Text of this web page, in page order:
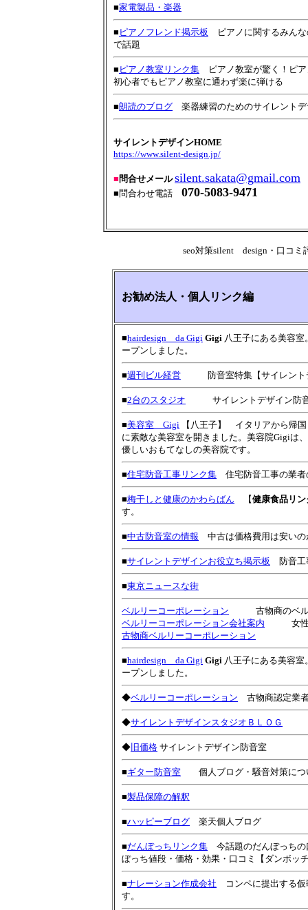
■家電製品・楽器
■ ピアノフレンド掲示板 ピアノに関するみんな
で話題
■ ピアノ教室リンク集 ピアノ教室が驚く！ピ
初心者でもピアノ教室に通わず楽に弾ける
■朗読のブログ 楽器練習のためのサイレント
サイレントデザインHOME
https://www.silent-design.jp/
■ 問合せメール silent.sakata@gmail.com
■問合わせ電話 070-5083-9471
seo対策silent design・口コミ
お勧め法人・個人リンク編
■hairdesign da Gigi Gigi 八王子にある美容
ープンしました。
■週刊ビル経営 防音室特集【サイレント
■2台のスタジオ サイレントデザイン防
■美容室 Gigi 【八王子】 イタリアから帰
に素敵な美容室を開きました。美容院Gigiは
優しいおもてなしの美容院です。
■住宅防音工事リンク集 住宅防音工事の業者
■梅干しと健康のかわらばん 【健康食品リン
す。
■中古防音室の情報 中古は価格費用は安いの
■サイレントデザインお役立ち掲示板 防音工
■東京ニュースな街
ベルリーコーポレーション 古物商のベル
ベルリーコーポレーション会社案内 女性用
古物商ベルリーコーポレーション
■hairdesign da Gigi Gigi 八王子にある美容
ープンしました。
◆ベルリーコーポレーション 古物商認定業
◆サイレントデザインスタジオＢＬＯＧ
◆ 旧価格 サイレントデザイン防音室
■ギター防音室 個人ブログ・騒音対策につ
■製品保障の解釈
■ハッピーブログ 楽天個人ブログ
■だんぼっちリンク集 今話題のだんぼっちの
ぼっち値段・価格・効果・口コミ【ダンボッ
■ナレーション作成会社 コンペに提出する仮
す。